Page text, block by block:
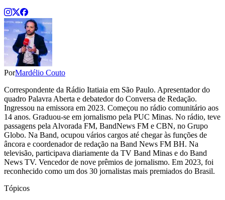
PorMardélio Couto
Correspondente da Rádio Itatiaia em São Paulo. Apresentador do
quadro Palavra Aberta e debatedor do Conversa de Redação.
Ingressou na emissora em 2023. Começou no rádio comunitário aos
14 anos. Graduou-se em jornalismo pela PUC Minas. No rádio, teve
passagens pela Alvorada FM, BandNews FM e CBN, no Grupo
Globo. Na Band, ocupou vários cargos até chegar às funções de
âncora e coordenador de redação na Band News FM BH. Na
televisão, participava diariamente da TV Band Minas e do Band
News TV. Vencedor de nove prêmios de jornalismo. Em 2023, foi
reconhecido como um dos 30 jornalistas mais premiados do Brasil.
Tópicos